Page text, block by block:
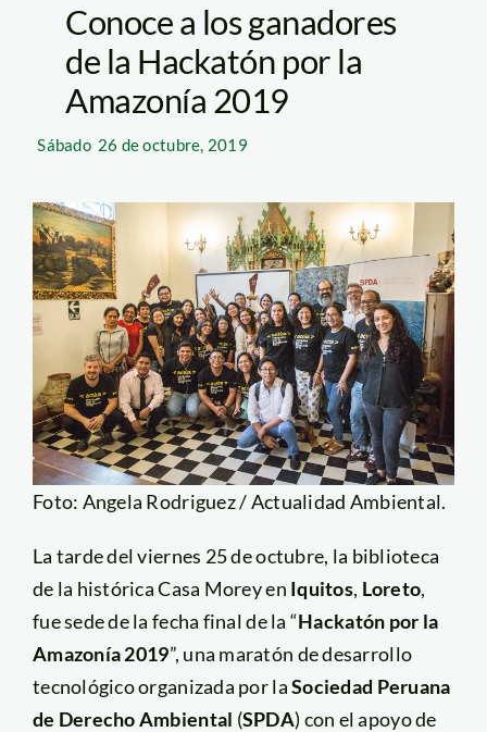
Conoce a los ganadores
de la Hackatón por la
Amazonía 2019
Sábado 26 de octubre, 2019
Foto: Angela Rodriguez / Actualidad Ambiental.
La tarde del viernes 25 de octubre, la biblioteca
de la histórica Casa Morey en Iquitos, Loreto,
fue sede de la fecha final de la “Hackatón por la
Amazonía 2019”, una maratón de desarrollo
tecnológico organizada por laSociedad Peruana
de Derecho Ambiental (SPDA) con el apoyo de